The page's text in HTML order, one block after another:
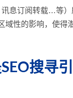
息订阅转载…等
域性的影响，使得
搜寻引